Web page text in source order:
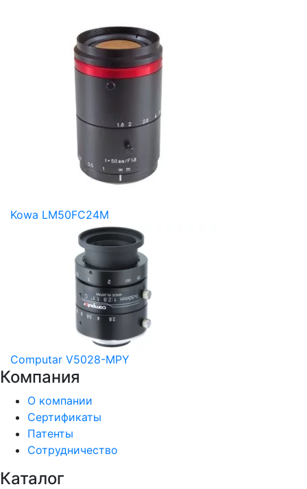
Kowa LM50FC24M
Computar V5028-MPY
Компания
О компании
Сертификаты
Патенты
Сотрудничество
Каталог